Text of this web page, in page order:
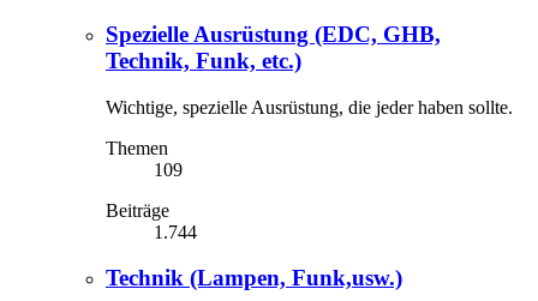
Spezielle Ausrüstung (EDC, GHB,
Technik, Funk, etc.)
Wichtige, spezielle Ausrüstung, die jeder haben sollte.
Themen
109
Beiträge
1.744
Technik (Lampen, Funk,usw.)